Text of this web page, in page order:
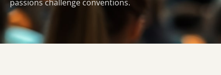
passions challenge conventions.